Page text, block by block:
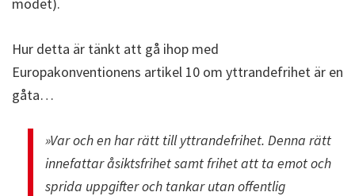
Hur detta är tänkt att gå ihop med
Europakonventionens artikel 10 om yttrandefrihet är en
gåta…
»Var och en har rätt till yttrandefrihet. Denna rätt
innefattar åsiktsfrihet samt frihet att ta emot och
sprida uppgifter och tankar utan offentlig